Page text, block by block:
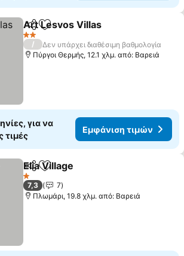
Κοινοποίηση
Προσθήκη στα αγαπημένα
Art Lesvos Villas
2 Αστέρια
/
Δεν υπάρχει διαθέσιμη βαθμολογία
Πύργοι Θερμής, 12.1 χλμ. από: Βαρειά
για να
τιμές
Εμφάνιση τιμών
Κοινοποίηση
Προσθήκη στα αγαπημένα
Elia Village
1 Αστέρια
7,3
7
Πλωμάρι, 19.8 χλμ. από: Βαρειά